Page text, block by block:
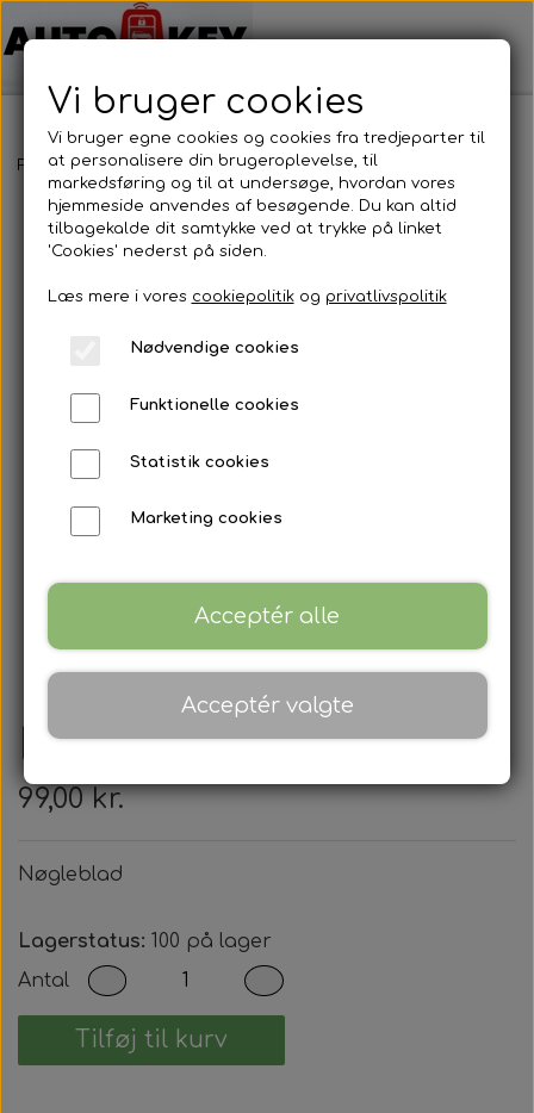
Forside Bilnøgler SEAT / Skoda Nøgleblad
Nøgleblad
99,00 kr.
Nøgleblad
Lagerstatus: 100 på lager
Antal
Tilføj til kurv
Vi bruger cookies
Vi bruger egne cookies og cookies fra tredjeparter til
at personalisere din brugeroplevelse, til
markedsføring og til at undersøge, hvordan vores
hjemmeside anvendes af besøgende. Du kan altid
tilbagekalde dit samtykke ved at trykke på linket
'Cookies' nederst på siden.
Læs mere i vores cookiepolitikog privatlivspolitik
Nødvendige cookies
Funktionelle cookies
Statistik cookies
Marketing cookies
Acceptér alle
Acceptér valgte